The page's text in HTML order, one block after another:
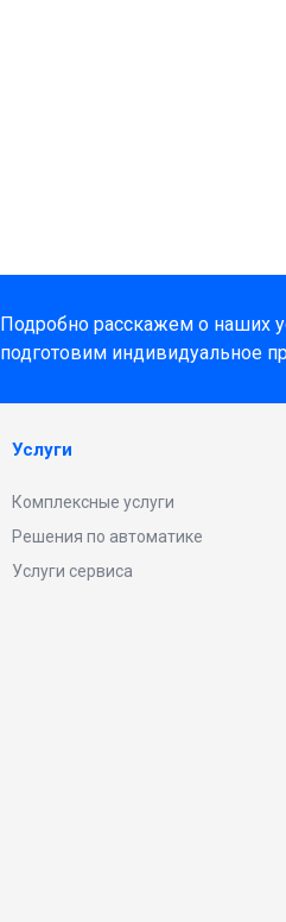
Подробно расскажем о наших
подготовим индивидуальное
Услуги
Комплексные услуги
Решения по автоматике
Услуги сервиса